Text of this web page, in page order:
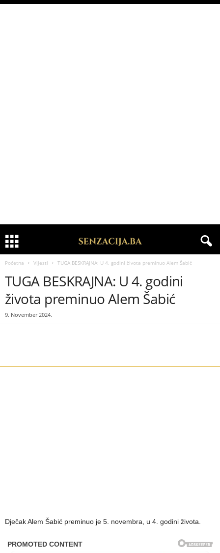
Početna Vijesti TUGA BESKRAJNA: U 4. godini života preminuo Alem Šabić
TUGA BESKRAJNA: U 4. godini
života preminuo Alem Šabić
9. November 2024.
Dječak Alem Šabić preminuo je 5. novembra, u 4. godini života.